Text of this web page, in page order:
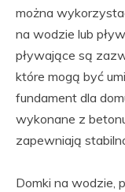
można
na wodzie lub
pływające są
które mogą być
fundament dla
wykonane z
zapewniają
Domki na wodzie,